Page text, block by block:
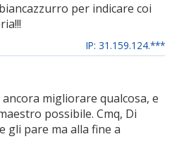
per indicare coi
IP: 31.159.124.***
migliorare qualcosa, e
possibile. Cmq, Di
gli pare ma alla fine a